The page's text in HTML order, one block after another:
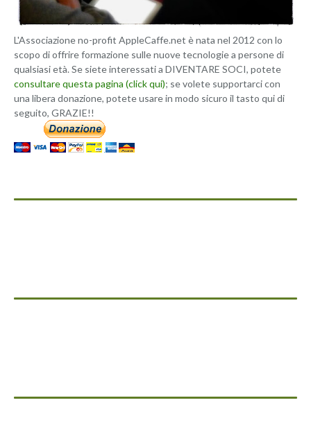
L'Associazione no-profit AppleCaffe.net è nata nel 2012 con lo
scopo di offrire formazione sulle nuove tecnologie a persone di
qualsiasi età. Se siete interessati a DIVENTARE SOCI, potete
consultare questa pagina (click qui); se volete supportarci con
una libera donazione, potete usare in modo sicuro il tasto qui di
seguito, GRAZIE!!